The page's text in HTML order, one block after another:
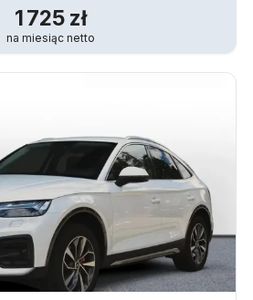
1 725 zł
na miesiąc netto